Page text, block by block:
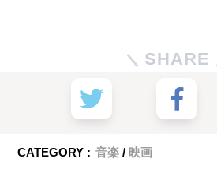
SHARE
CATEGORY : 音楽 映画